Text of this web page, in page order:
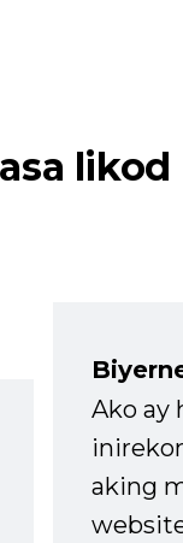
likod
Ako ay
aking